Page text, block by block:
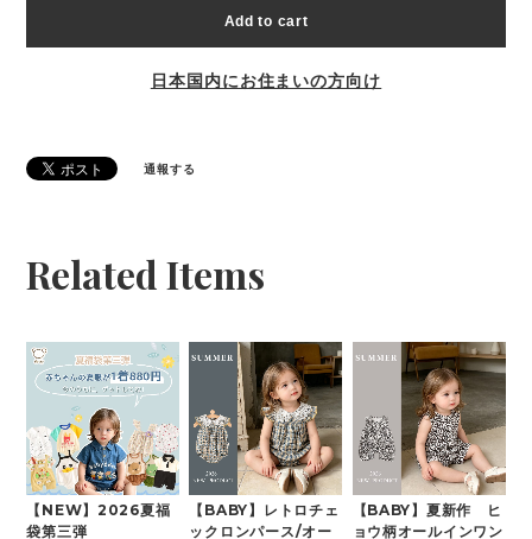
Add to cart
日本国内にお住まいの方向け
通報する
Related Items
【NEW】2026夏福
袋第三弾
【BABY】レトロチェ
ックロンパース/オー
【BABY】夏新作 ヒ
ョウ柄オールインワン